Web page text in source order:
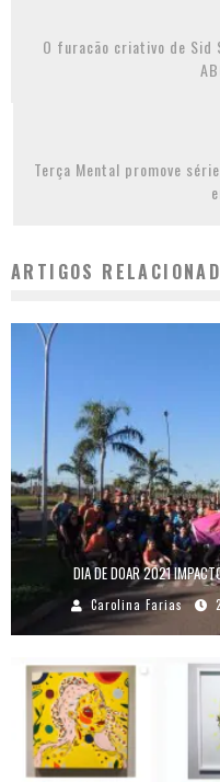
O furacão criativo de Sid
Terça Mental promove
ARTIGOS
DIA DE DOAR 2021
Carolina Farias